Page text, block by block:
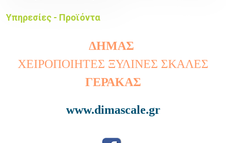
Υπηρεσίες - Προϊόντα
ΔΗΜΑΣ
ΧΕΙΡΟΠΟΙΗΤΕΣ ΞΥΛΙΝΕΣ ΣΚΑΛΕΣ
ΓΕΡΑΚΑΣ
www.dimascale.gr